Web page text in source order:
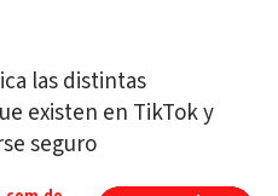
las distintas
existen en TikTok y
seguro